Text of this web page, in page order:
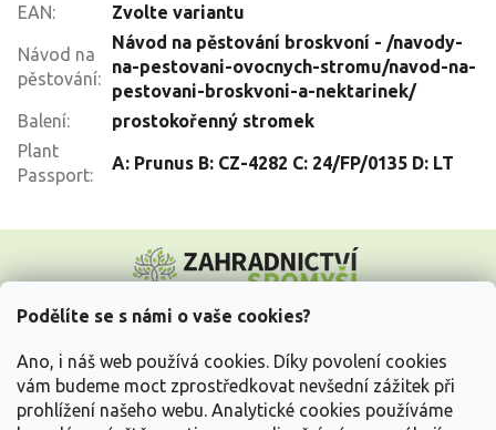
Podělíte se s námi o vaše cookies?
Ano, i náš web používá cookies. Díky povolení cookies
vám budeme moct zprostředkovat nevšední zážitek při
prohlížení našeho webu. Analytické cookies používáme
EAN: Zvolte variantu
Návod na
pěstování:
Návod na pěstování broskvoní - /navody-
na-pestovani-ovocnych-stromu/navod-na-
pestovani-broskvoni-a-nektarinek/
Balení:
prostokořenný stromek
Plant
Passport:
A: Prunus B: CZ-4282 C: 24/FP/0135 D: LT
p
Vše o nákupu
Informace pro Vás